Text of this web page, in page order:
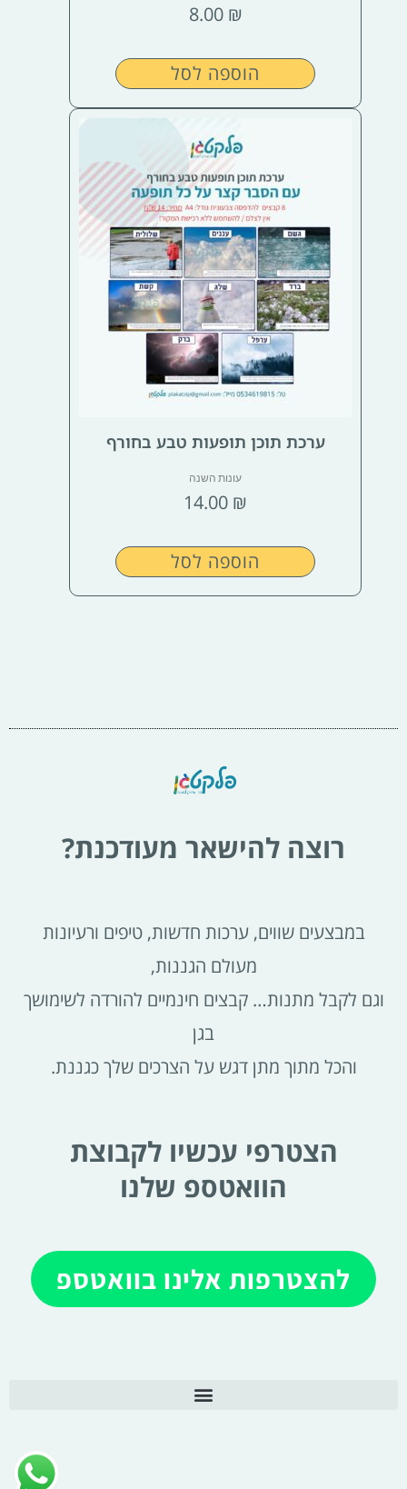
8.00 ₪
הוספה לסל
ערכת תוכן תופעות טבע בחורף
עונות השנה
14.00 ₪
הוספה לסל
רוצה להישאר מעודכנת?
במבצעים שווים, ערכות חדשות, טיפים ורעיונות
מעולם הגננות,
וגם לקבל מתנות… קבצים חינמיים להורדה לשימושך
בגן
והכל מתוך מתן דגש על הצרכים שלך כגננת.
הצטרפי עכשיו לקבוצת
הוואטספ שלנו
להצטרפות אלינו בוואטספ